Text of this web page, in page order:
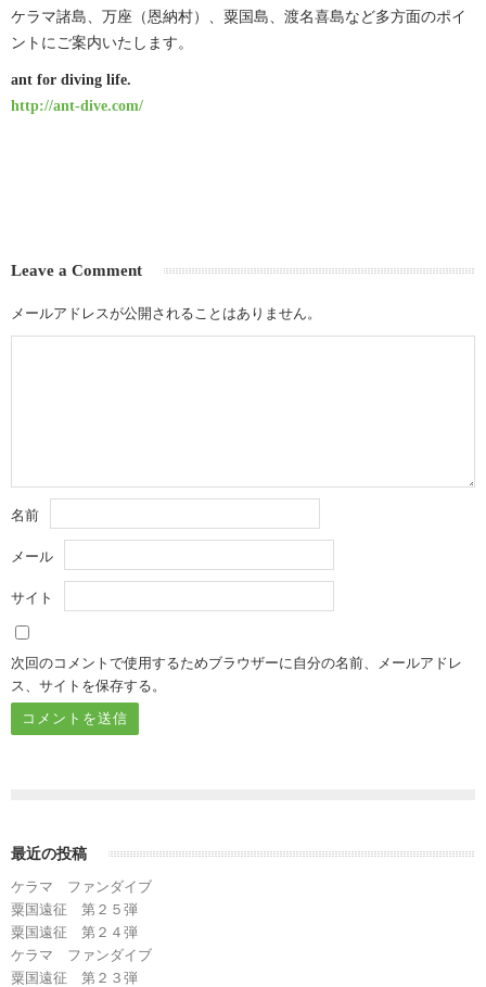
ケラマ諸島、万座（恩納村）、粟国島、渡名喜島など多方面のポイ
ントにご案内いたします。
ant for diving life.
http://ant-dive.com/
Leave a Comment
メールアドレスが公開されることはありません。
名前
メール
サイト
次回のコメントで使用するためブラウザーに自分の名前、メールアドレ
ス、サイトを保存する。
最近の投稿
ケラマ ファンダイブ
粟国遠征 第２５弾
粟国遠征 第２４弾
ケラマ ファンダイブ
粟国遠征 第２３弾